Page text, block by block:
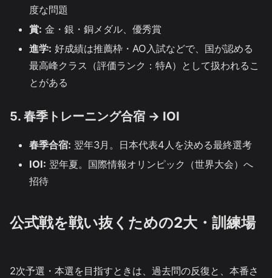
度な問題
賞: 金・銀・銅メダル、優秀賞
進学: 好成績は推薦枠・AO入試などで、国が認める
最高峰クラス（評価ランク：特A）として扱われるこ
とがある
5. 春季トレーニング合宿 → IOI
春季合宿: 翌年3月。日本代表4人を決める最終選考
IOI: 翌年夏。国際情報オリンピック（世界大会）へ
招待
公式戦を戦い抜くための2大・訓練場
2次予選・本選を目指すときは、過去問の反復と、本番さ